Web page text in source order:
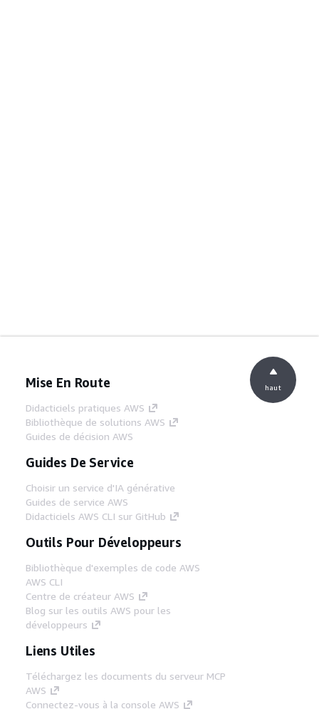
Mise En Route
Didacticiels pratiques AWS
Bibliothèque de solutions AWS
Guides de décision AWS
Guides De Service
Choisir un service d'IA générative
Guides de service AWS
Didacticiels AWS CLI sur GitHub
Outils Pour Développeurs
Bibliothèque d'exemples de code AWS
AWS CLI
Centre de créateur AWS
Blog sur les outils AWS pour les
développeurs
Liens Utiles
Téléchargez les documents du serveur MCP
AWS
Connectez-vous à la console AWS
haut